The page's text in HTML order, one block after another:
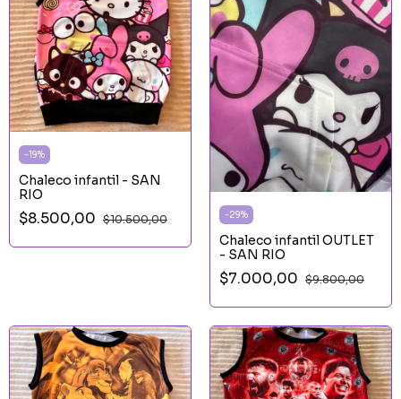
-19%
Chaleco infantil - SAN
RIO
$8.500,00 $10.500,00 -29%
Chaleco infantil OUTLET
- SAN RIO
$7.000,00 $9.800,00